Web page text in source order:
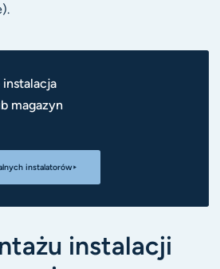
magazyn
instalatorów
instalacji